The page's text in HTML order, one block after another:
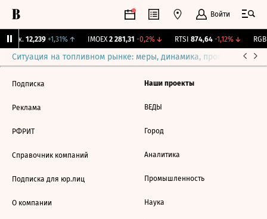
Войти
Бирж. 12,239 +1,31%↑ IMOEX 2 281,31 -0,2%↓ RTSI 874,64 -1,12%↓ RGBI
Ситуация на топливном рынке: меры, динамика, прогнозы
Подписка
Реклама
РФРИТ
Справочник компаний
Подписка для юр.лиц
О компании
Наши проекты
ВЕДЫ
Город
Аналитика
Промышленность
Наука